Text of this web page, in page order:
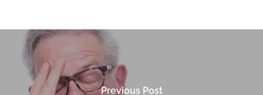
Previous Post